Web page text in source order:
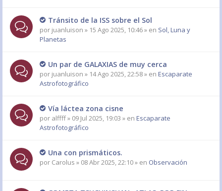
Tránsito de la ISS sobre el Sol
por juanluison » 15 Ago 2025, 10:46 » en Sol, Luna y
Planetas
Un par de GALAXIAS de muy cerca
por juanluison » 14 Ago 2025, 22:58 » en Escaparate
Astrofotográfico
Vía láctea zona cisne
por alffff» 09 Jul 2025, 19:03 » en Escaparate
Astrofotográfico
Una con prismáticos.
por Carolus » 08 Abr 2025, 22:10 » en Observación